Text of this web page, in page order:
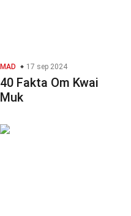
MAD 17 sep 2024
40 Fakta Om Kwai
Muk